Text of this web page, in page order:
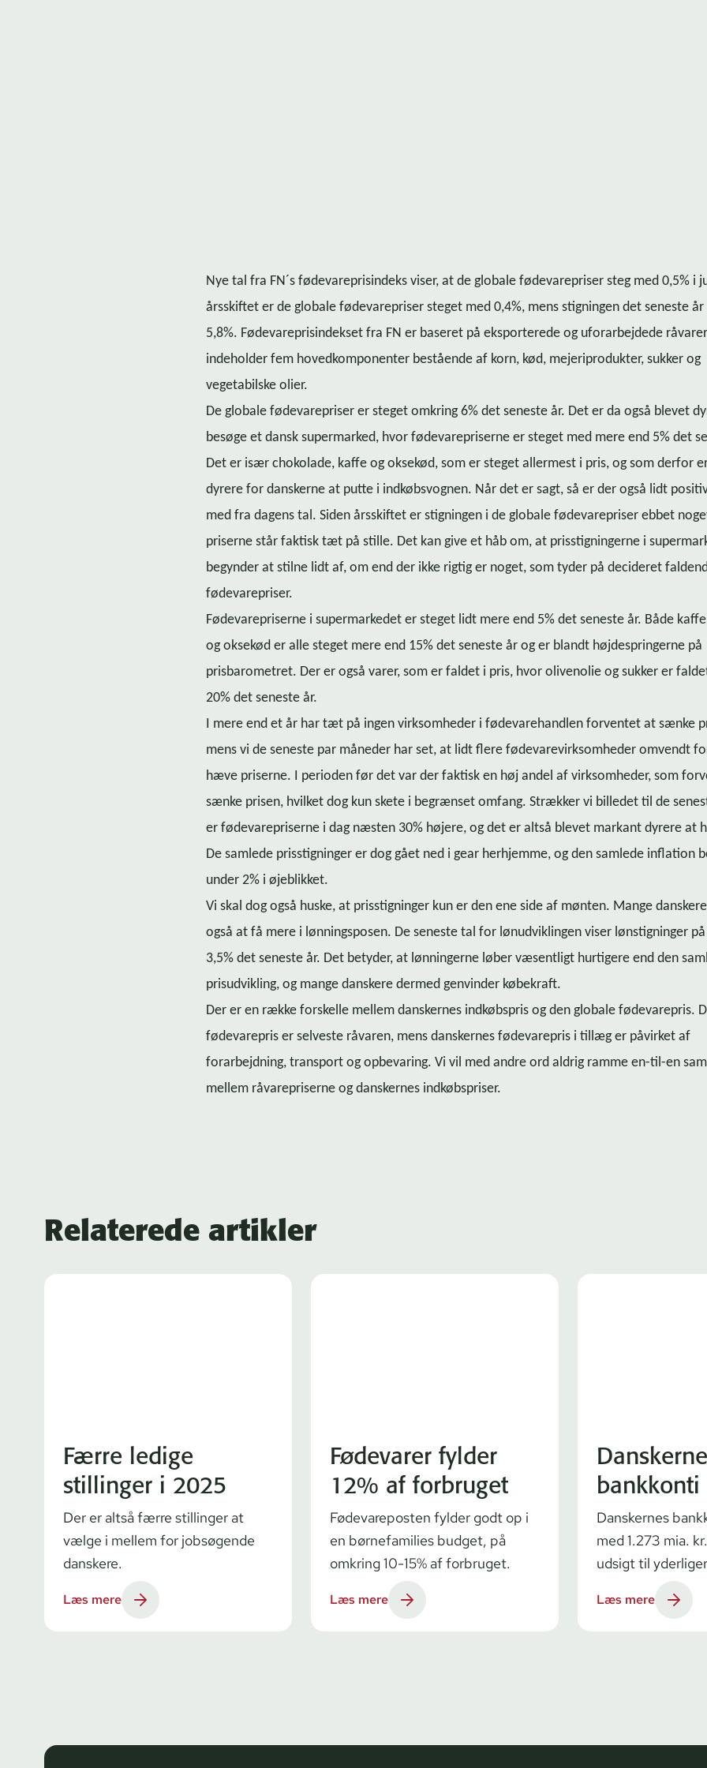
Nye tal fra FN´s fø­de­va­re­pri­sin­deks viser, at de globale fødevarepriser steg med 0,5% i
årsskiftet er de globale fødevarepriser steget med 0,4%, mens stigningen det seneste år
5,8%. Fø­de­va­re­pri­sin­dek­set fra FN er baseret på eksporterede og uforarbejdede
indeholder fem ho­ved­kom­po­nen­ter bestående af korn, kød, me­je­ri­pro­duk­ter, sukker og
vegetabilske olier.
De globale fødevarepriser er steget omkring 6% det seneste år. Det er da også blevet
besøge et dansk supermarked, hvor fø­de­va­re­pri­ser­ne er steget med mere end 5% det
Det er især chokolade, kaffe og oksekød, som er steget allermest i pris, og som derfor
dyrere for danskerne at putte i indkøbsvognen. Når det er sagt, så er der også lidt
med fra dagens tal. Siden årsskiftet er stigningen i de globale fødevarepriser ebbet
priserne står faktisk tæt på stille. Det kan give et håb om, at pris­stig­nin­ger­ne i
begynder at stilne lidt af, om end der ikke rigtig er noget, som tyder på decideret
fødevarepriser.
Fø­de­va­re­pri­ser­ne i supermarkedet er steget lidt mere end 5% det seneste år. Både
og oksekød er alle steget mere end 15% det seneste år og er blandt høj­desprin­ger­ne på
prisbarometret. Der er også varer, som er faldet i pris, hvor olivenolie og sukker er
20% det seneste år.
I mere end et år har tæt på ingen virksomheder i fø­de­va­re­hand­len forventet at sænke
mens vi de seneste par måneder har set, at lidt flere fø­de­va­re­virk­som­he­der omvendt
hæve priserne. I perioden før det var der faktisk en høj andel af virksomheder, som
sænke prisen, hvilket dog kun skete i begrænset omfang. Strækker vi billedet til de
er fø­de­va­re­pri­ser­ne i dag næsten 30% højere, og det er altså blevet markant dyrere at
De samlede prisstigninger er dog gået ned i gear herhjemme, og den samlede inflation
under 2% i øjeblikket.
Vi skal dog også huske, at prisstigninger kun er den ene side af mønten. Mange
også at få mere i lønningsposen. De seneste tal for lønudviklingen viser lønstigninger
3,5% det seneste år. Det betyder, at lønningerne løber væsentligt hurtigere end den
prisudvikling, og mange danskere dermed genvinder købekraft.
Der er en række forskelle mellem danskernes indkøbspris og den globale fødevarepris.
fødevarepris er selveste råvaren, mens danskernes fødevarepris i tillæg er påvirket af
forarbejdning, transport og opbevaring. Vi vil med andre ord aldrig ramme en-til-en
mellem råvarepriserne og danskernes indkøbspriser.
Relaterede artikler
Færre ledige
stillinger i 2025
Der er altså færre stillinger at
vælge i mellem for jobsøgende
danskere.
Læs mere
Fødevarer fylder
12% af forbruget
Fødevareposten fylder godt op i
en børnefamilies budget, på
omkring 10-15% af forbruget.
Læs mere
bankkonti
Danskernes
med 1.273 mia.
udsigt til
Læs mere